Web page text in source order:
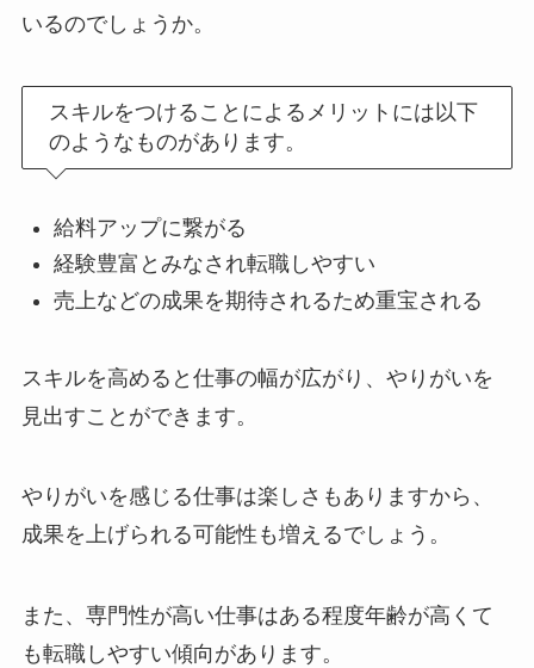
いるのでしょうか。
スキルをつけることによるメリットには以下
のようなものがあります。
給料アップに繋がる
経験豊富とみなされ転職しやすい
売上などの成果を期待されるため重宝される
スキルを高めると仕事の幅が広がり、やりがいを
見出すことができます。
やりがいを感じる仕事は楽しさもありますから、
成果を上げられる可能性も増えるでしょう。
また、専門性が高い仕事はある程度年齢が高くて
も転職しやすい傾向があります。